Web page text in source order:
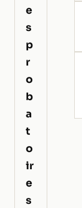
e
s
p
r
o
b
a
t
o
ir
e
s